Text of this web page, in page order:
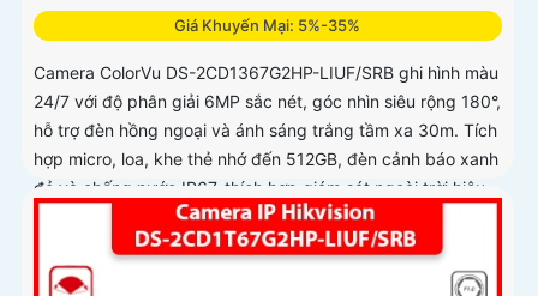
Giá Khuyến Mại: 5%-35%
Camera ColorVu DS-2CD1367G2HP-LIUF/SRB ghi hình màu
24/7 với độ phân giải 6MP sắc nét, góc nhìn siêu rộng 180°,
hỗ trợ đèn hồng ngoại và ánh sáng trắng tầm xa 30m. Tích
hợp micro, loa, khe thẻ nhớ đến 512GB, đèn cảnh báo xanh
đỏ và chống nước IP67, thích hợp giám sát ngoài trời hiệu